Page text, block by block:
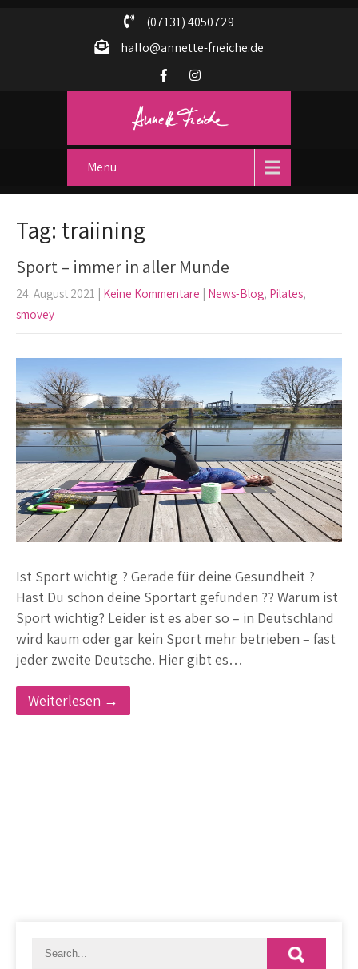
(07131) 4050729
hallo@annette-fneiche.de
Menu
Tag: traiining
Sport – immer in aller Munde
24. August 2021 | Keine Kommentare | News-Blog, Pilates,
smovey
Ist Sport wichtig ? Gerade für deine Gesundheit ?
Hast Du schon deine Sportart gefunden ?? Warum ist
Sport wichtig? Leider ist es aber so – in Deutschland
wird kaum oder gar kein Sport mehr betrieben – fast
jeder zweite Deutsche. Hier gibt es…
Weiterlesen →